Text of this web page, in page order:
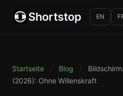
Shortstop EN
Startseite / Blog /
(2026): Ohne Willenskraft